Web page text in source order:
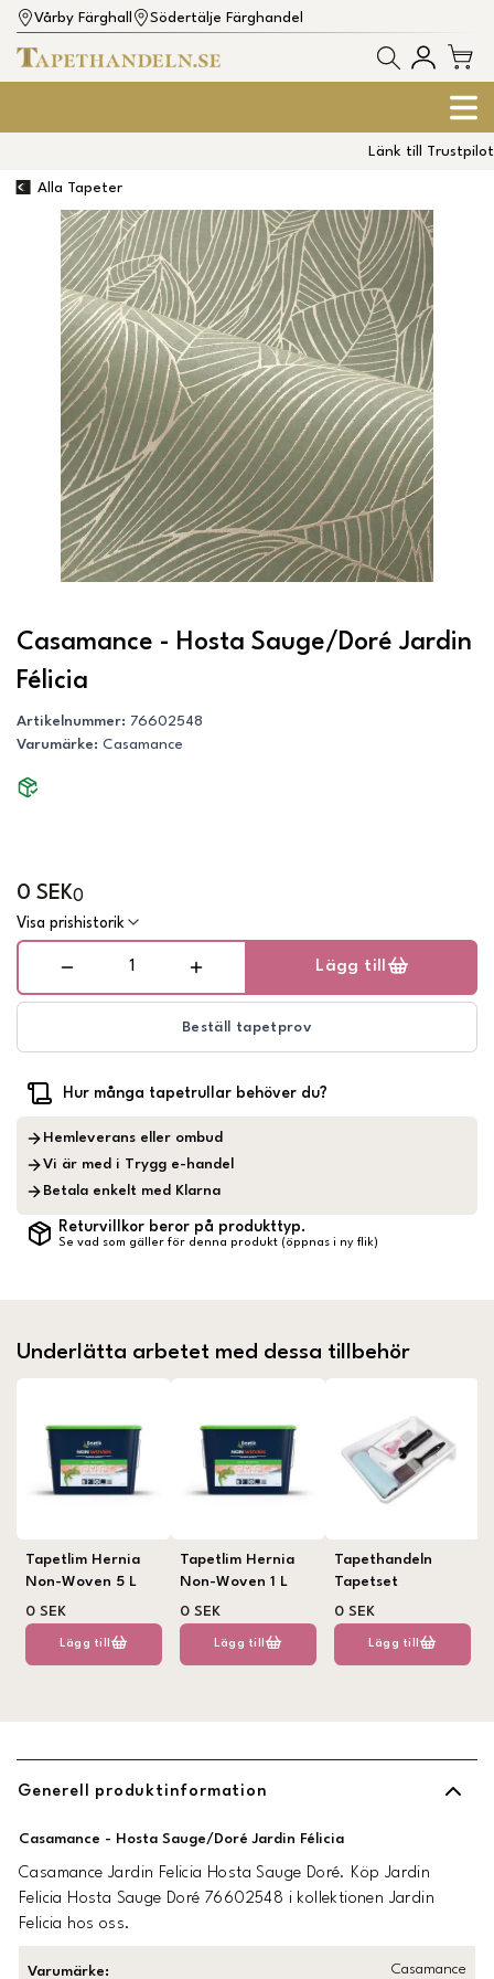
Vårby Färghall Södertälje Färghandel
Länk till Trustpilot
Alla Tapeter
Casamance - Hosta Sauge/Doré Jardin
Félicia
Artikelnummer: 76602548
Varumärke: Casamance
0 SEK0
Visa prishistorik
Lägg till
Beställ tapetprov
Hur många tapetrullar behöver du?
Hemleverans eller ombud
Vi är med i Trygg e-handel
Betala enkelt med Klarna
Returvillkor beror på produkttyp.
Se vad som gäller för denna produkt (öppnas i ny flik)
Underlätta arbetet med dessa tillbehör
Tapetlim Hernia
Non-Woven 5 L
0 SEK
Lägg till
Tapetlim Hernia
Non-Woven 1 L
0 SEK
Lägg till
Tapethandeln
Tapetset
0 SEK
Lägg till
Generell produktinformation
Casamance - Hosta Sauge/Doré Jardin Félicia
Casamance Jardin Felicia Hosta Sauge Doré. Köp Jardin
Felicia Hosta Sauge Doré 76602548 i kollektionen Jardin
Felicia hos oss.
Varumärke: Casamance